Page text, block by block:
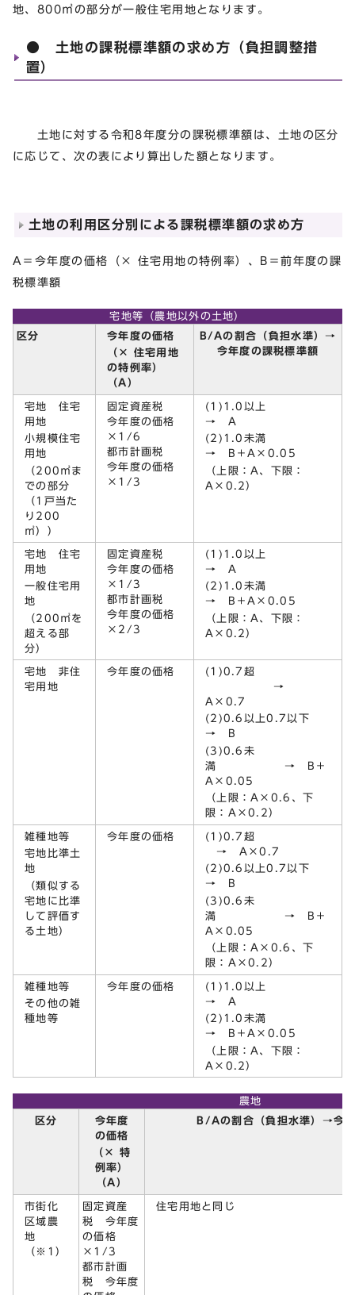
地、800㎡の部分が一般住宅用地となります。
● 土地の課税標準額の求め方（負担調整措
置）
土地に対する令和8年度分の課税標準額は、土地の区分
に応じて、次の表により算出した額となります。
土地の利用区分別による課税標準額の求め方
A＝今年度の価格（× 住宅用地の特例率）、B＝前年度の課
税標準額
宅地等（農地以外の土地）
区分
今年度の価格
（× 住宅用地
の特例率）
（A）
B/Aの割合（負担水準）→
今年度の課税標準額
宅地 住宅
用地
小規模住宅
用地
（200㎡ま
での部分
（1戸当た
り200
㎡））
固定資産税
今年度の価格
×1/6
都市計画税
今年度の価格
×1/3
(1)1.0以上
→ A
(2)1.0未満
→ B＋A×0.05
（上限：A、下限：
A×0.2）
宅地 住宅
用地
一般住宅用
地
（200㎡を
超える部
分）
固定資産税
今年度の価格
×1/3
都市計画税
今年度の価格
×2/3
(1)1.0以上
→ A
(2)1.0未満
→ B＋A×0.05
（上限：A、下限：
A×0.2）
宅地 非住
宅用地
今年度の価格
(1)0.7超
→
A×0.7
(2)0.6以上0.7以下
→ B
(3)0.6未
満 → B＋
A×0.05
（上限：A×0.6、下
限：A×0.2）
雑種地等
宅地比準土
地
（類似する
宅地に比準
して評価す
る土地）
今年度の価格
(1)0.7超
→ A×0.7
(2)0.6以上0.7以下
→ B
(3)0.6未
満 → B＋
A×0.05
（上限：A×0.6、下
限：A×0.2）
雑種地等
その他の雑
種地等
今年度の価格
(1)1.0以上
→ A
(2)1.0未満
→ B＋A×0.05
（上限：A、下限：
A×0.2）
農地
区分
今年度
の価格
（× 特
例率）
（A）
B/Aの割合（負担水準）→今
市街化
区域農
地
（※1）
固定資産
税 今年度
の価格
×1/3
都市計画
税 今年度
住宅用地と同じ